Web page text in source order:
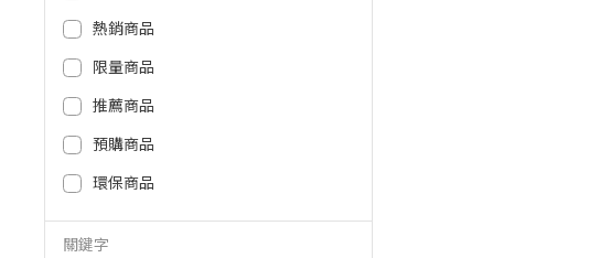
熱銷商品
限量商品
推薦商品
預購商品
環保商品
關鍵字